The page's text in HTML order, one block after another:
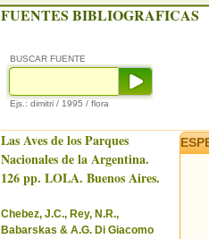
FUENTES BIBLIOGRAFICAS
BUSCAR FUENTE
Ejs.: dimitri / 1995 / flora
Las Aves de los Parques
Nacionales de la Argentina.
126 pp. LOLA. Buenos Aires.
Chebez, J.C., Rey, N.R.,
Babarskas & A.G. Di Giacomo